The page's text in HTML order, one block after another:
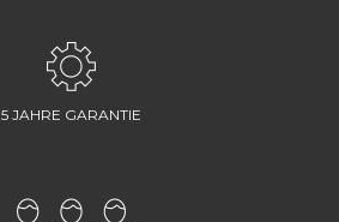
5 JAHRE GARANTIE